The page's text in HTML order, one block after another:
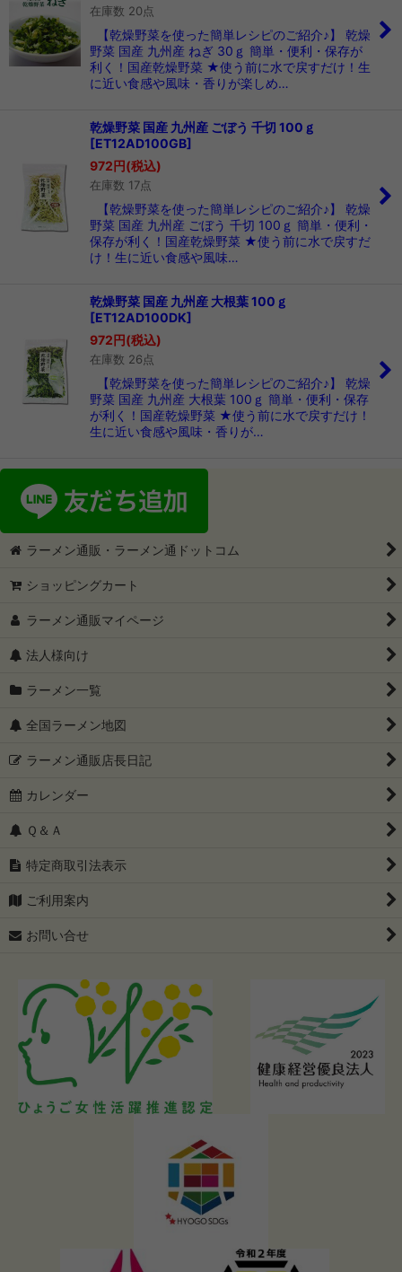
在庫数 20点
【乾燥野菜を使った簡単レシピのご紹介♪】 乾燥
野菜 国産 九州産 ねぎ 30ｇ 簡単・便利・保存が
利く！国産乾燥野菜 ★使う前に水で戻すだけ！生
に近い食感や風味・香りが楽しめ…
乾燥野菜 国産 九州産 ごぼう 千切 100ｇ
[ET12AD100GB]
972円(税込)
在庫数 17点
【乾燥野菜を使った簡単レシピのご紹介♪】 乾燥
野菜 国産 九州産 ごぼう 千切 100ｇ 簡単・便利・
保存が利く！国産乾燥野菜 ★使う前に水で戻すだ
け！生に近い食感や風味…
乾燥野菜 国産 九州産 大根葉 100ｇ
[ET12AD100DK]
972円(税込)
在庫数 26点
【乾燥野菜を使った簡単レシピのご紹介♪】 乾燥
野菜 国産 九州産 大根葉 100ｇ 簡単・便利・保存
が利く！国産乾燥野菜 ★使う前に水で戻すだけ！
生に近い食感や風味・香りが…
ラーメン通販・ラーメン通ドットコム
ショッピングカート
ラーメン通販マイページ
法人様向け
ラーメン一覧
全国ラーメン地図
ラーメン通販店長日記
カレンダー
Ｑ＆Ａ
特定商取引法表示
ご利用案内
お問い合せ